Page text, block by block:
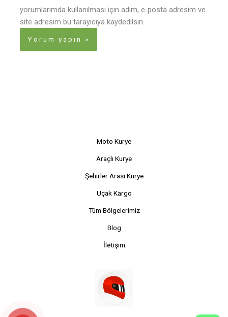
yorumlarımda kullanılması için adım, e-posta adresim ve
site adresim bu tarayıcıya kaydedilsin.
Moto Kurye
Araçlı Kurye
Şehirler Arası Kurye
Uçak Kargo
Tüm Bölgelerimiz
Blog
İletişim